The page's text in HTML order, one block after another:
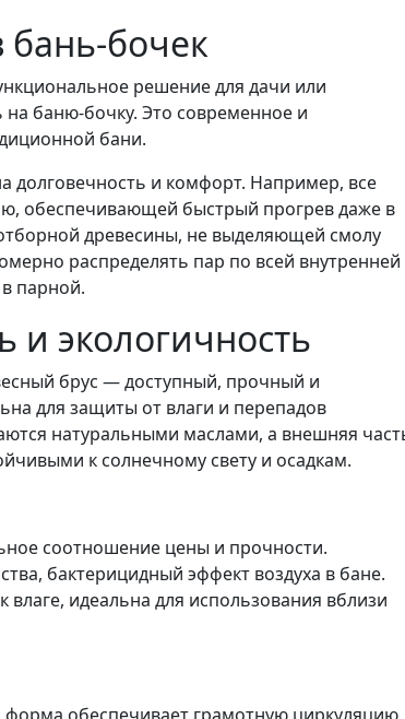
бань-бочек
решение для дачи или
баню-бочку. Это современное и
бани.
долговечность и комфорт. Например, все
обеспечивающей быстрый прогрев даже в
древесины, не выделяющей смолу
распределять пар по всей внутренней
парной.
экологичность
брус — доступный, прочный и
для защиты от влаги и перепадов
натуральными маслами, а внешняя
к солнечному свету и осадкам.
соотношение цены и прочности.
бактерицидный эффект воздуха в бане.
идеальна для использования вблизи